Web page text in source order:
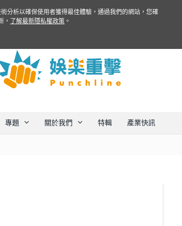
專題 關於我們 特輯 產業快訊
分析以確保使用者獲得最佳體驗，通過我們的網站，您確
，
了解最新隱私權政策 。